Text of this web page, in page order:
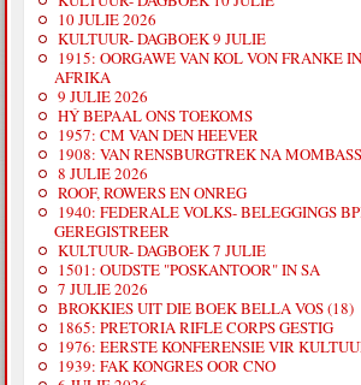
10 JULIE 2026
KULTUUR- DAGBOEK 9 JULIE
1915: OORGAWE VAN KOL VON FRANKE
AFRIKA
9 JULIE 2026
HÝ BEPAAL ONS TOEKOMS
1957: CM VAN DEN HEEVER
1908: VAN RENSBURGTREK NA
8 JULIE 2026
ROOF, ROWERS EN ONREG
1940: FEDERALE VOLKS- BELEGGINGS
GEREGISTREER
KULTUUR- DAGBOEK 7 JULIE
1501: OUDSTE "POSKANTOOR" IN SA
7 JULIE 2026
BROKKIES UIT DIE BOEK BELLA VOS (18)
1865: PRETORIA RIFLE CORPS GESTIG
1976: EERSTE KONFERENSIE VIR
1939: FAK KONGRES OOR CNO